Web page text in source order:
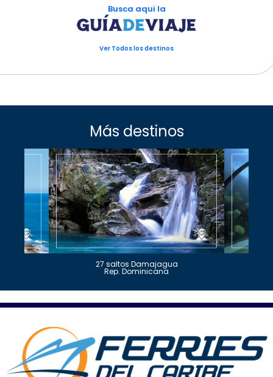
Busca aqui la
Ver Todos los destinos
Más destinos
27 saltos Damajagua
Rep. Dominicana